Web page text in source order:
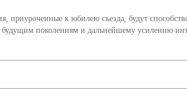
приуроченные к юбилею съезда, будут
будущим поколениям и дальнейшему усилению